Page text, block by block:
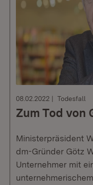
08.02.2022 Todesfall
Zum Tod von
Ministerpräsident
dm-Gründer Götz
Unternehmer mit